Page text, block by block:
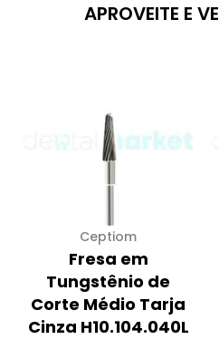
APROVEITE E
Ceptiom
Fresa em
Tungstênio de
Corte Médio Tarja
Cinza H10.104.040L